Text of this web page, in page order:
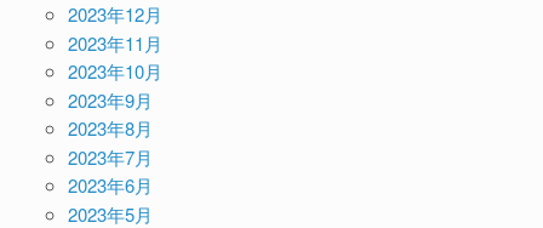
2023年12月
2023年11月
2023年10月
2023年9月
2023年8月
2023年7月
2023年6月
2023年5月